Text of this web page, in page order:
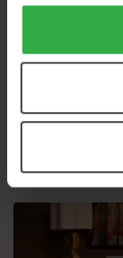
Salontafel
Triole All
Deze industriële
set bestaat uit
199,00
Op bestelling